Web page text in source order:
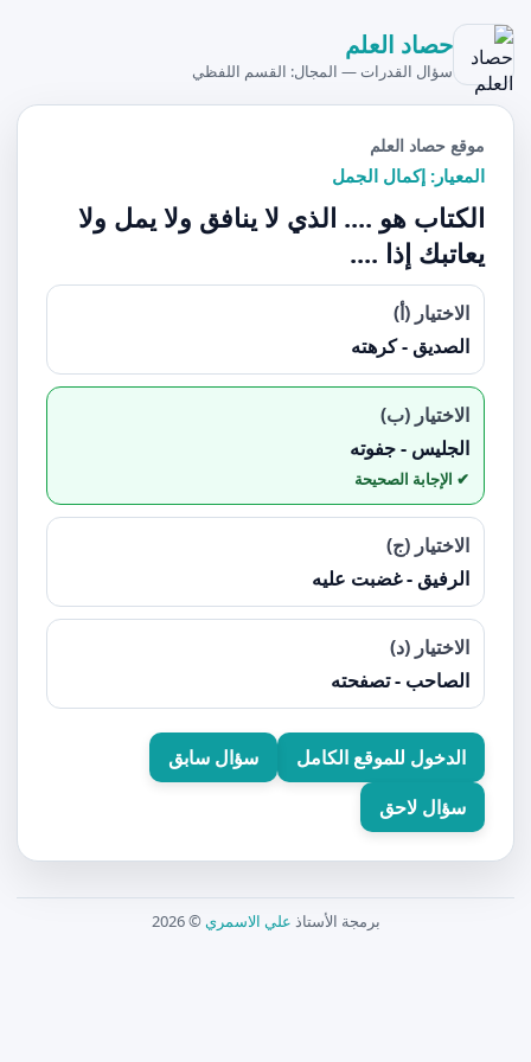
حصاد العلم
سؤال القدرات — المجال: القسم اللفظي
موقع حصاد العلم
المعيار: إكمال الجمل
الكتاب هو .... الذي لا ينافق ولا يمل ولا
يعاتبك إذا ....
الاختيار (أ)
الصديق - كرهته
الاختيار (ب)
الجليس - جفوته
الاختيار (ج)
الرفيق - غضبت عليه
الاختيار (د)
الصاحب - تصفحته
الدخول للموقع الكامل
سؤال سابق
سؤال لاحق
برمجة الأستاذ علي الاسمري © 2026